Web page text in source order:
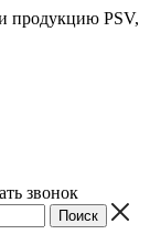
продукцию PSV,
звонок